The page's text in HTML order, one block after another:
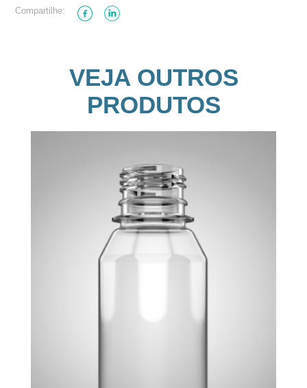
Compartilhe:
VEJA OUTROS
PRODUTOS